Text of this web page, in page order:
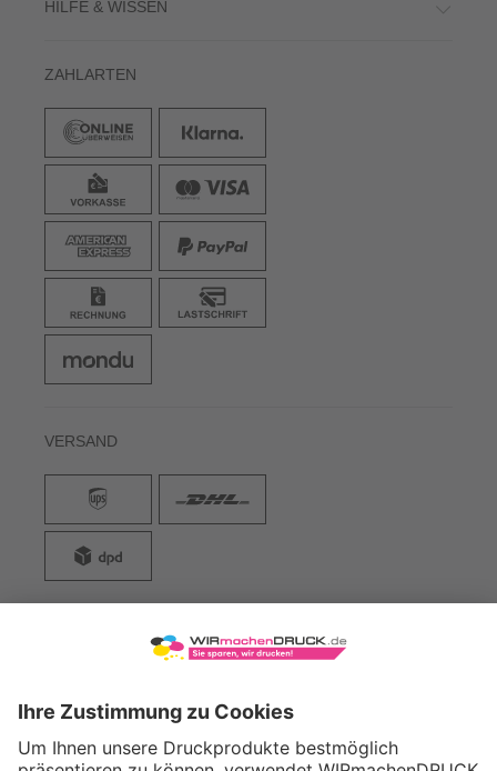
HILFE & WISSEN
ZAHLARTEN
VERSAND
WIRmachenDRUCK GmbH
71522 Backnang
Tel.: +49 (0) 711 995 982 - 20
Fax: +49 (0) 711 995 982 - 21